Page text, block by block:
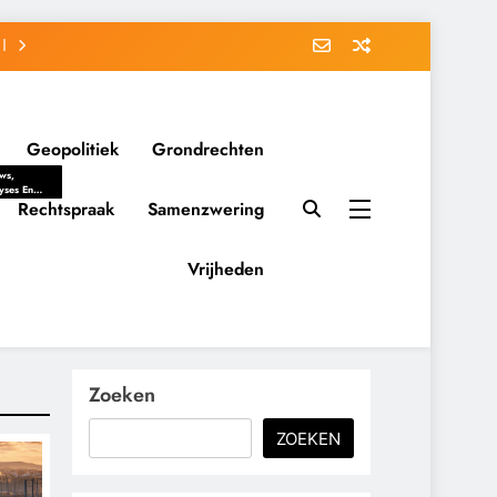
Geopolitiek Grondrechten
En
Politieke
Belangen
Rechtspraak Samenzwering
Vrijheden
Zoeken
ZOEKEN